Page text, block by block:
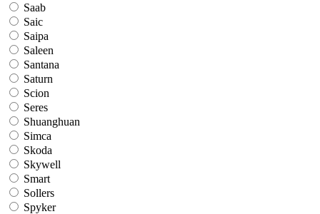
Saab
Saic
Saipa
Saleen
Santana
Saturn
Scion
Seres
Shuanghuan
Simca
Skoda
Skywell
Smart
Sollers
Spyker